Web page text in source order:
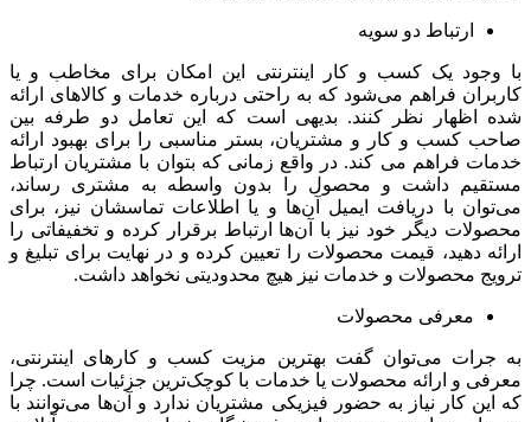
ارتباط دو سویه
یک کسب و کار اینترنتی این امکان برای مخاطب و یا
فراهم می‌شود که به راحتی درباره‌ خدمات و کالاهای ارائه
نظر کنند. بدیهی است که این تعامل دو طرفه بین
کسب و کار و مشتریان، بستر مناسبی را برای بهبود ارائه
فراهم می‌ کند. در واقع زمانی که بتوان با مشتریان ارتباط
داشت و محصول را بدون واسطه به مشتری رساند،
با دریافت ایمیل آن‌ها و یا اطلاعات تماسشان نیز، برای
دیگر خود نیز با آن‌‌ها ارتباط برقرار کرده و تخفیفاتی را
دهید، قیمت محصولات را تعیین کرده و در نهایت برای تبلیغ و
محصولات و خدمات نیز هیچ محدودیتی نخواهد داشت.
معرفی محصولات
می‌توان گفت بهترین مزیت کسب و کارهای اینترنتی،
و ارائه محصولات یا خدمات با کوچک‌ترین جزئیات است. چرا
کار نیاز به حضور فیزیکی مشتریان ندارد و آن‌ها می‌توانند با